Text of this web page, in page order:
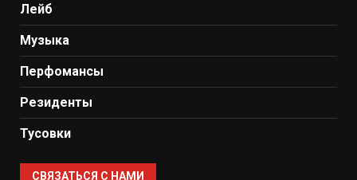
Лейб
Музыка
Перфомансы
Резиденты
Тусовки
СВЯЗАТЬСЯ С НАМИ